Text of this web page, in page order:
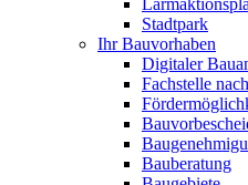
Stadtpark
Ihr Bauvorhaben
Digitaler
Fachstelle
Bauberatung